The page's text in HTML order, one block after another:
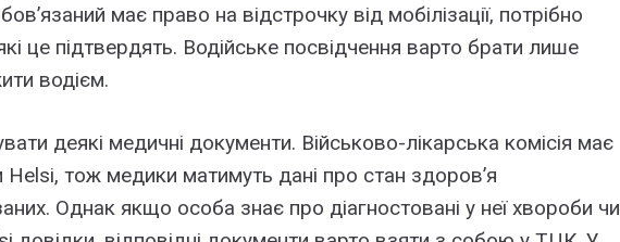
має право на відстрочку від мобілізації, потрібно
це підтвердять. Водійське посвідчення варто брати лише
водієм.
деякі медичні документи. Військово-лікарська комісія має
тож медики матимуть дані про стан здоров’я
Однак якщо особа знає про діагностовані у неї хвороби чи